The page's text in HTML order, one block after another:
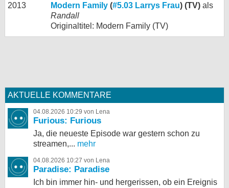
2013
Modern Family (#5.03 Larrys Frau) (TV) als
Randall
Originaltitel: Modern Family (TV)
AKTUELLE KOMMENTARE
04.08.2026 10:29 von Lena
Furious: Furious
Ja, die neueste Episode war gestern schon zu
streamen,... mehr
04.08.2026 10:27 von Lena
Paradise: Paradise
Ich bin immer hin- und hergerissen, ob ein Ereignis